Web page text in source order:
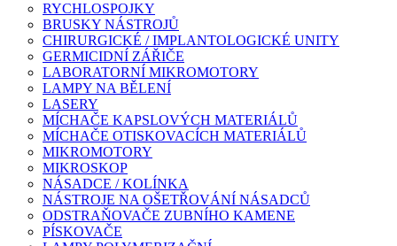
RYCHLOSPOJKY
BRUSKY NÁSTROJŮ
CHIRURGICKÉ / IMPLANTOLOGICKÉ UNITY
GERMICIDNÍ ZÁŘIČE
LABORATORNÍ MIKROMOTORY
LAMPY NA BĚLENÍ
LASERY
MÍCHAČE KAPSLOVÝCH MATERIÁLŮ
MÍCHAČE OTISKOVACÍCH MATERIÁLŮ
MIKROMOTORY
MIKROSKOP
NÁSADCE / KOLÍNKA
NÁSTROJE NA OŠETŘOVÁNÍ NÁSADCŮ
ODSTRAŇOVAČE ZUBNÍHO KAMENE
PÍSKOVAČE